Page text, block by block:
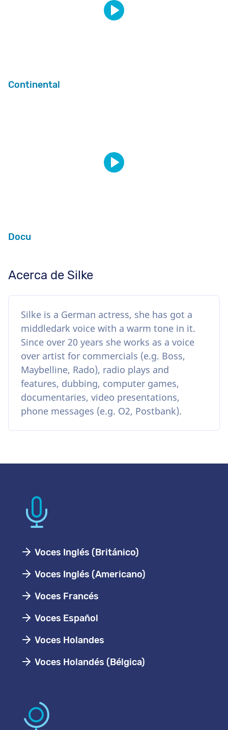
Continental
Docu
Acerca de Silke
Silke is a German actress, she has got a
middledark voice with a warm tone in it.
Since over 20 years she works as a voice
over artist for commercials (e.g. Boss,
Maybelline, Rado), radio plays and
features, dubbing, computer games,
documentaries, video presentations,
phone messages (e.g. O2, Postbank).
Voces Inglés (Británico)
Voces Inglés (Americano)
Voces Francés
Voces Español
Voces Holandes
Voces Holandés (Bélgica)